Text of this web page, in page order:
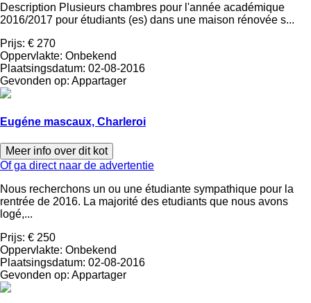
Description Plusieurs chambres pour l'année académique
2016/2017 pour étudiants (es) dans une maison rénovée s...
Prijs: € 270
Oppervlakte: Onbekend
Plaatsingsdatum: 02-08-2016
Gevonden op: Appartager
Eugéne mascaux, Charleroi
Meer info over dit kot
Of ga direct naar de advertentie
Nous recherchons un ou une étudiante sympathique pour la
rentrée de 2016. La majorité des etudiants que nous avons
logé,...
Prijs: € 250
Oppervlakte: Onbekend
Plaatsingsdatum: 02-08-2016
Gevonden op: Appartager